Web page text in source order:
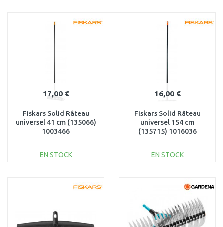
17,00 €
Fiskars Solid Râteau
universel 41 cm (135066)
1003466
EN STOCK
16,00 €
Fiskars Solid Râteau
universel 154 cm
(135715) 1016036
EN STOCK